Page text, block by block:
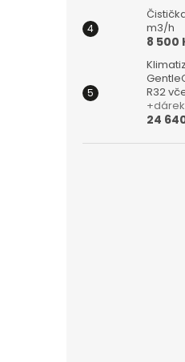
m3/h
8 500
R32
24